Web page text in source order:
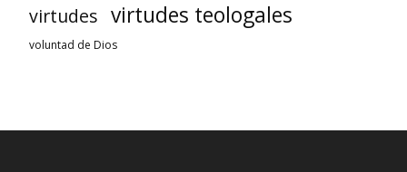
virtudes virtudes teologales
voluntad de Dios